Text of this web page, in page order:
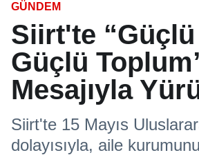
GÜNDEM
Siirt'te
Güçlü
Mesajıyla
Siirt'te 15 Mayıs
dolayısıyla, aile